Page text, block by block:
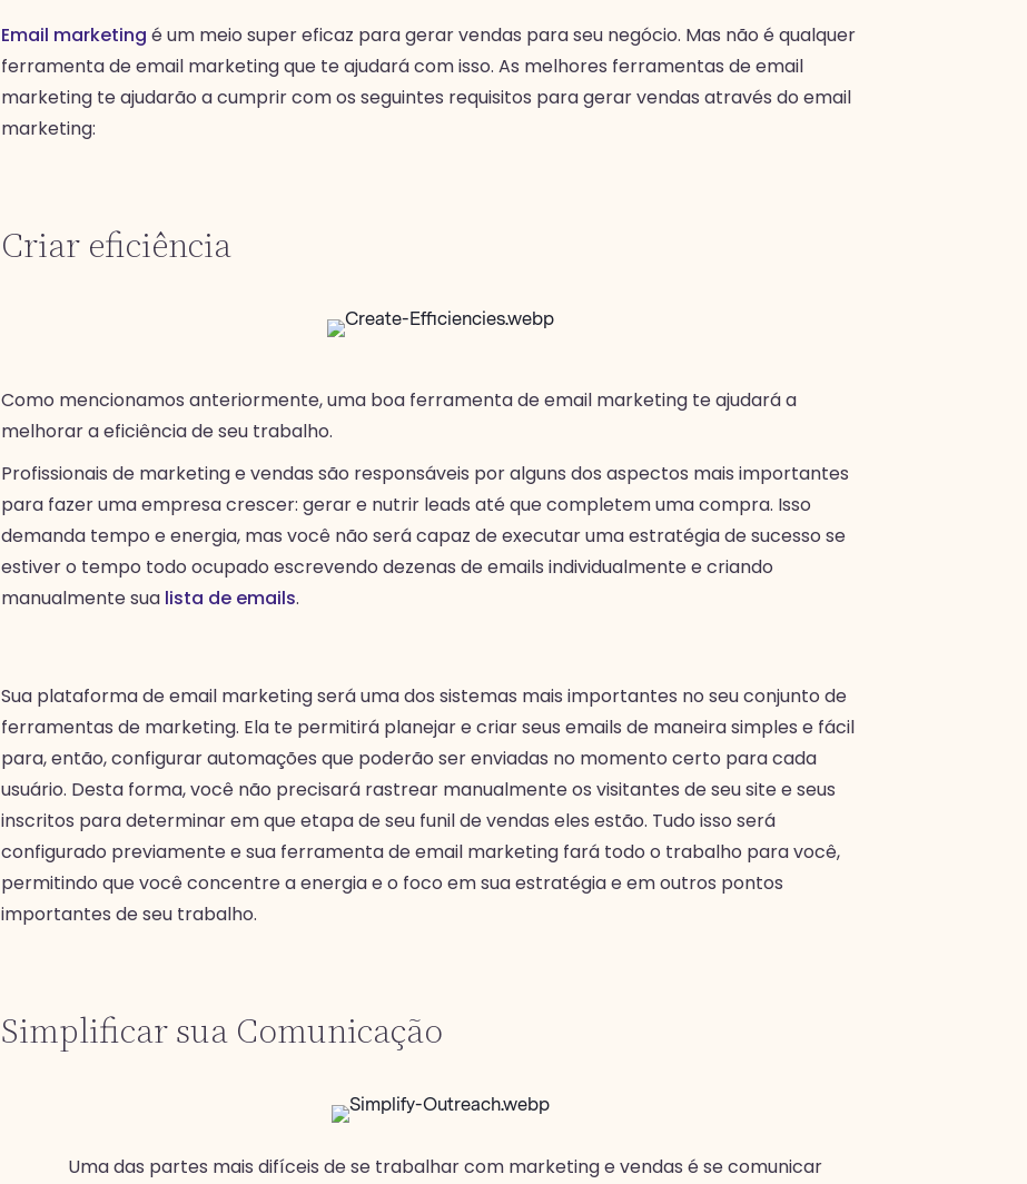
Email marketing é um meio super eficaz para gerar vendas para seu negócio. Mas não é qualquer
ferramenta de email marketing que te ajudará com isso. As melhores ferramentas de email
marketing te ajudarão a cumprir com os seguintes requisitos para gerar vendas através do email
marketing:
Criar eficiência
Como mencionamos anteriormente, uma boa ferramenta de email marketing te ajudará a
melhorar a eficiência de seu trabalho.
Profissionais de marketing e vendas são responsáveis por alguns dos aspectos mais importantes
para fazer uma empresa crescer: gerar e nutrir leads até que completem uma compra. Isso
demanda tempo e energia, mas você não será capaz de executar uma estratégia de sucesso se
estiver o tempo todo ocupado escrevendo dezenas de emails individualmente e criando
manualmente sua lista de emails.
Sua plataforma de email marketing será uma dos sistemas mais importantes no seu conjunto de
ferramentas de marketing. Ela te permitirá planejar e criar seus emails de maneira simples e fácil
para, então, configurar automações que poderão ser enviadas no momento certo para cada
usuário. Desta forma, você não precisará rastrear manualmente os visitantes de seu site e seus
inscritos para determinar em que etapa de seu funil de vendas eles estão. Tudo isso será
configurado previamente e sua ferramenta de email marketing fará todo o trabalho para você,
permitindo que você concentre a energia e o foco em sua estratégia e em outros pontos
importantes de seu trabalho.
Simplificar sua Comunicação
Uma das partes mais difíceis de se trabalhar com marketing e vendas é se comunicar